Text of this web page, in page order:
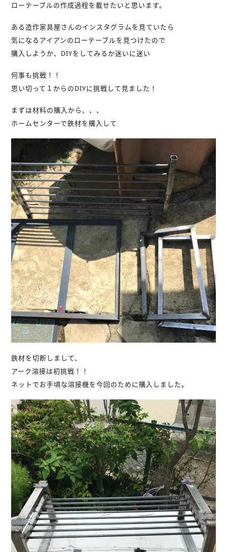
ローテーブルの作成過程を載せたいと思います。
ある造作家具屋さんのインスタグラムを見ていたら
気になるアイアンのローテーブルを見つけたので
購入しようか、DIYをしてみるか迷いに迷い
何事も挑戦！！
思い切って１からのDIYに挑戦して見ました！
まずは材料の購入から、、、
ホームセンターで鉄材を購入して
鉄材を切断しまして、
アーク溶接は初挑戦！！
ネットでお手頃な溶接機を今回のために購入しました。